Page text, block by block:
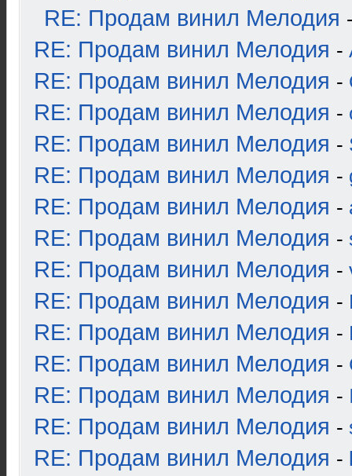
RE: Продам винил Мелодия
RE: Продам винил Мелодия -
RE: Продам винил Мелодия -
RE: Продам винил Мелодия -
RE: Продам винил Мелодия -
RE: Продам винил Мелодия -
RE: Продам винил Мелодия -
RE: Продам винил Мелодия -
RE: Продам винил Мелодия -
RE: Продам винил Мелодия -
RE: Продам винил Мелодия -
RE: Продам винил Мелодия -
RE: Продам винил Мелодия -
RE: Продам винил Мелодия -
RE: Продам винил Мелодия -